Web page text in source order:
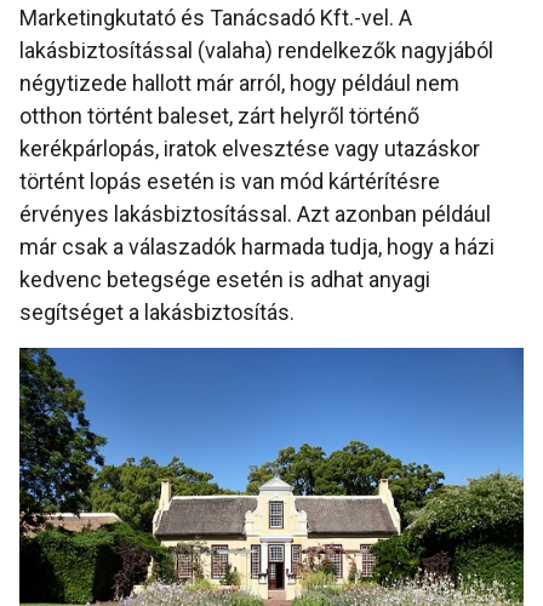
Marketingkutató és Tanácsadó Kft.-vel. A
lakásbiztosítással (valaha) rendelkezők nagyjából
négytizede hallott már arról, hogy például nem
otthon történt baleset, zárt helyről történő
kerékpárlopás, iratok elvesztése vagy utazáskor
történt lopás esetén is van mód kártérítésre
érvényes lakásbiztosítással. Azt azonban például
már csak a válaszadók harmada tudja, hogy a házi
kedvenc betegsége esetén is adhat anyagi
segítséget a lakásbiztosítás.